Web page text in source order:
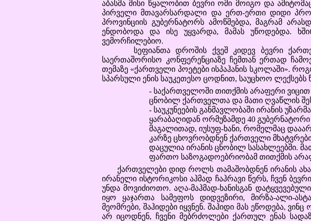
აბასმა მისი წყალობით ბევრი ომი მოიგო და
პირველი მთავარსარდალი და ერთ-ერთი დიდი
პროვინციის გუბერნატორს ამოწმებდა, მაგრამ
ენდობოდა და ისე უყვარდა, მამას უწოდებდა.
ვემორჩილებიო.
სეფიანთა დროშის ქვეშ კიდევ ბევრი
საერთაშორისო კონფერენციაზე ჩემთან ერთად
თემაზე «ქართველი პოეტები ისპაჰანის სკოლაში».
სპარსული ენის საუკეთესო ცოდნით, საუცხოო ლექსებს
- საქართველოში თითქმის არაფერი
ცნობილ ქართველთა და მათი ღვაწლის
- საუკუნეების განმავლობაში ირანის
ყარაბაღიდან ორმუზამდე 40
მაგალითად, იუსუფ-ხანი, რომელმაც
კარზე ცხოვრობდნენ ქართველი
დაცულია ირანის ცნობილ სასახლეებში.
ფართო საზოგადოებრიობამ თითქმის
ქართველები დიდ როლს თამაშობდნენ ირანის ახალ
ირანელი ისტორიკოსი აჰმად ჩაჰრავი წერს, ჩვენ
უნდა მოვიძიოთო. აღა-მაჰმად-ხანისგან
იყო ყაჯართა სამეფოს დიდვეზირი, მირზა-ალი-
მეომრები, შაჰიდები იყვნენ. შაჰიდი მას ეწოდება,
არ იცოდნენ, ჩვენი მებრძოლები ქართულ ენას